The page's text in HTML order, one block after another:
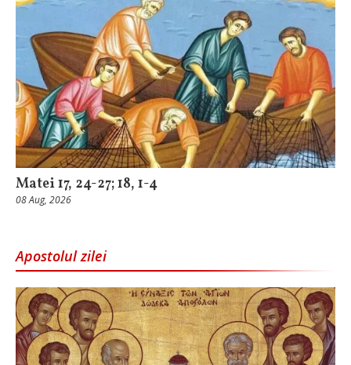
Matei 17, 24-27; 18, 1-4
08 Aug, 2026
Apostolul zilei